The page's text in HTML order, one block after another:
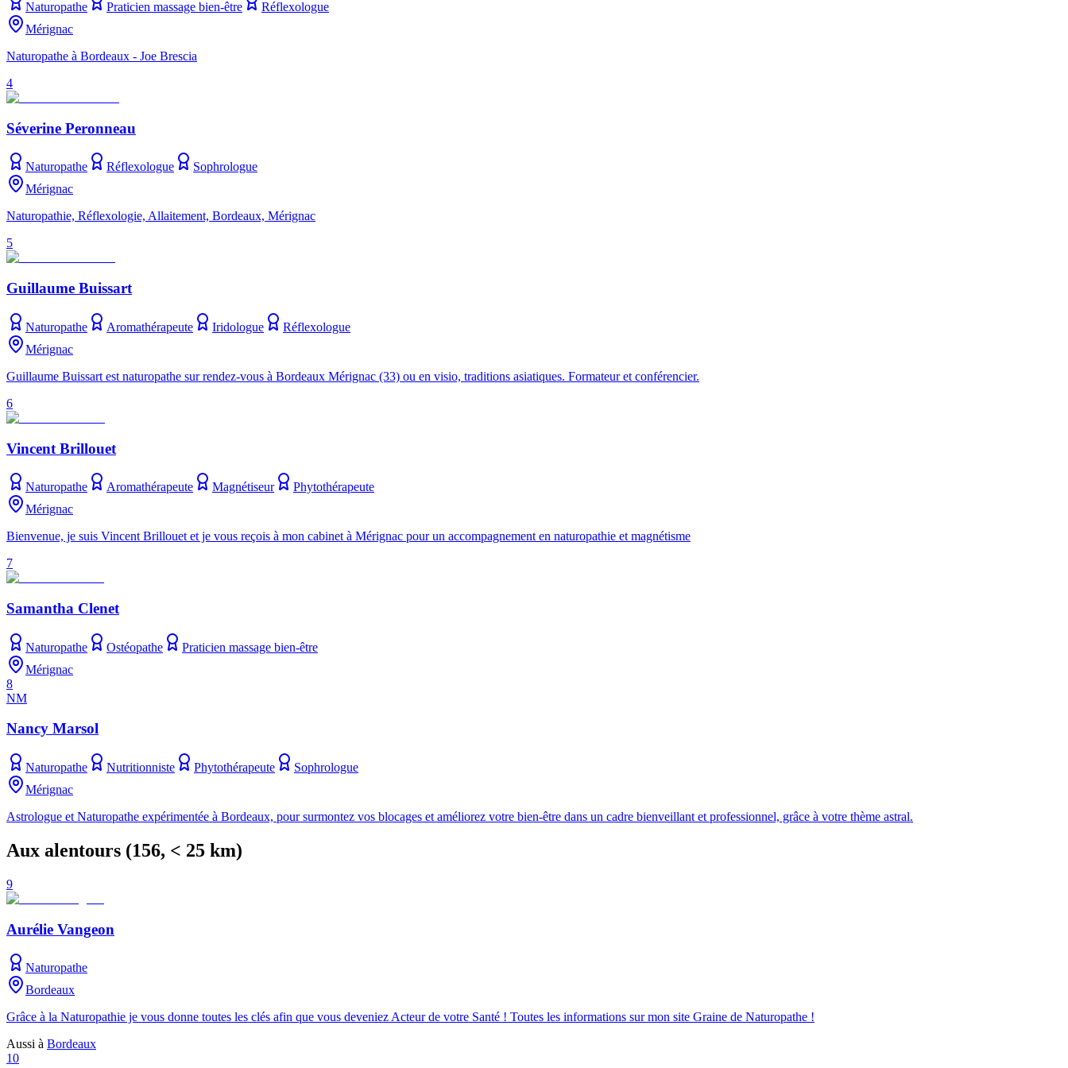
Naturopathe Praticien massage bien-être
Réflexologue
Mérignac
Naturopathe à Bordeaux - Joe Brescia
4
Séverine Peronneau
Naturopathe Réflexologue
Sophrologue
Mérignac
Naturopathie, Réflexologie, Allaitement, Bordeaux, Mérignac
5
Guillaume Buissart
Naturopathe Aromathérapeute Iridologue
Réflexologue
Mérignac
Guillaume Buissart est naturopathe sur rendez-vous à Bordeaux Mérignac (33) ou en visio, traditions asiatiques. Formateur et conférencier.
6
Vincent Brillouet
Naturopathe Aromathérapeute Magnétiseur
Phytothérapeute
Mérignac
Bienvenue, je suis Vincent Brillouet et je vous reçois à mon cabinet à Mérignac pour un accompagnement en naturopathie et magnétisme
7
Samantha Clenet
Naturopathe Ostéopathe
Praticien massage bien-être
Mérignac
8
NM
Nancy Marsol
Naturopathe Nutritionniste Phytothérapeute
Sophrologue
Mérignac
Astrologue et Naturopathe expérimentée à Bordeaux, pour surmontez vos blocages et améliorez votre bien-être dans un cadre bienveillant et professionnel, grâce à votre thème astral.
Aux alentours (156, < 25 km)
9
Aurélie Vangeon
Naturopathe
Bordeaux
Grâce à la Naturopathie je vous donne toutes les clés afin que vous deveniez Acteur de votre Santé ! Toutes les informations sur mon site Graine de Naturopathe !
Aussi à Bordeaux
10